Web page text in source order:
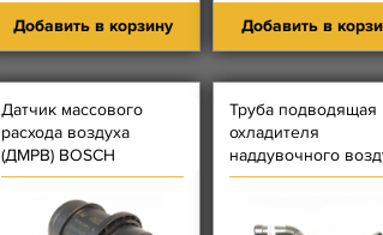
Добавить в корзину Добавить в
Датчик массового
расхода воздуха
(ДМРВ) BOSCH
ЗМЗ-409 Евро-3
Труба подводящая
охладителя
наддувочного
(''интеркуллера''/
турбокомпрессора